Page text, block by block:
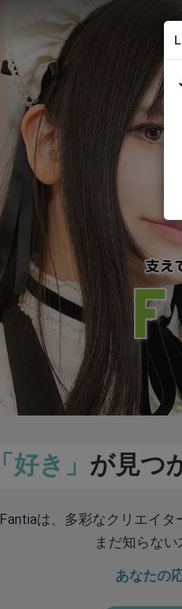
「好き」 が見つ
Fantiaは、多彩なクリエイタ
まだ知らな
あなたの